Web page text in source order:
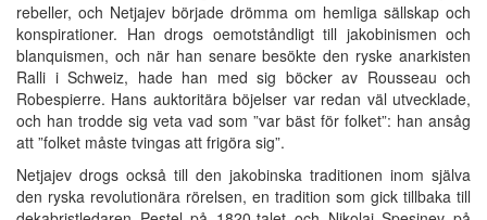
rebeller, och Netjajev började drömma om hemliga sällskap och
konspirationer. Han drogs oemotståndligt till jakobinismen och
blanquismen, och när han senare besökte den ryske anarkisten
Ralli i Schweiz, hade han med sig böcker av Rousseau och
Robespierre. Hans auktoritära böjelser var redan väl utvecklade,
och han trodde sig veta vad som ”var bäst för folket”: han ansåg
att ”folket måste tvingas att frigöra sig”.
Netjajev drogs också till den jakobinska traditionen inom själva
den ryska revolutionära rörelsen, en tradition som gick tillbaka till